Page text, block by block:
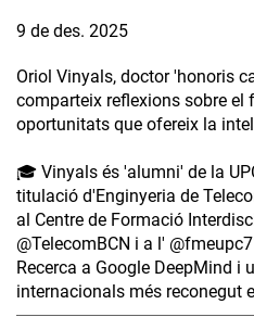
9 de des. 2025
Oriol Vinyals, doctor 'honoris
comparteix reflexions sobre el
oportunitats que ofereix la
🎓 Vinyals és 'alumni' de la
titulació d'Enginyeria de
al Centre de Formació
‪@TelecomBCN‬ i a l'
Recerca a Google DeepMind i
internacionals més reconegut